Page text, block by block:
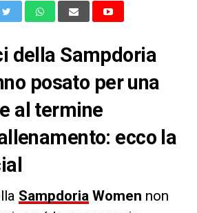
della Sampdoria
posato per una
al termine
ecco la
SampdoriaWomen non